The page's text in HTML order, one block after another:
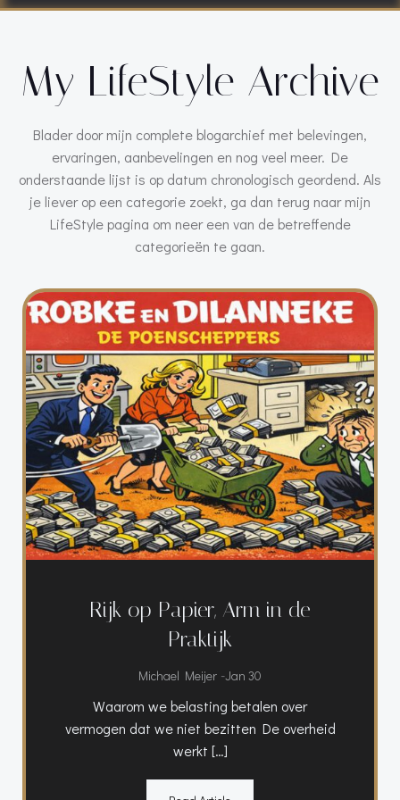
My LifeStyle Archive
Blader door mijn complete blogarchief met belevingen,
ervaringen, aanbevelingen en nog veel meer. De
onderstaande lijst is op datum chronologisch geordend. Als
je liever op een categorie zoekt, ga dan terug naar mijn
LifeStyle pagina om neer een van de betreffende
categorieën te gaan.
Rijk op Papier, Arm in de
Praktijk
Michael Meijer -Jan 30
Waarom we belasting betalen over
vermogen dat we niet bezitten De overheid
werkt […]